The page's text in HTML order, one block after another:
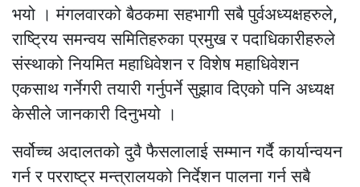
भयो । मंगलवारको बैठकमा सहभागी सबै पुर्वअध्यक्षहरुले,
राष्ट्रिय समन्वय समितिहरुका प्रमुख र पदाधिकारीहरुले
संस्थाको नियमित महाधिवेशन र विशेष महाधिवेशन
एकसाथ गर्नेगरी तयारी गर्नुपर्ने सुझाव दिएको पनि अध्यक्ष
केसीले जानकारी दिनुभयो ।
सर्वोच्च अदालतको दुवै फैसलालाई सम्मान गर्दै कार्यान्वयन
गर्न र परराष्ट्र मन्त्रालयको निर्देशन पालना गर्न सबै